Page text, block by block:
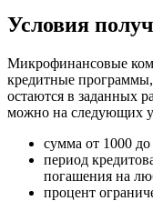
Условия
Микрофинансовые
кредитные программы,
остаются в заданных
можно на следующих
сумма от 1000
период
погашения на
процент